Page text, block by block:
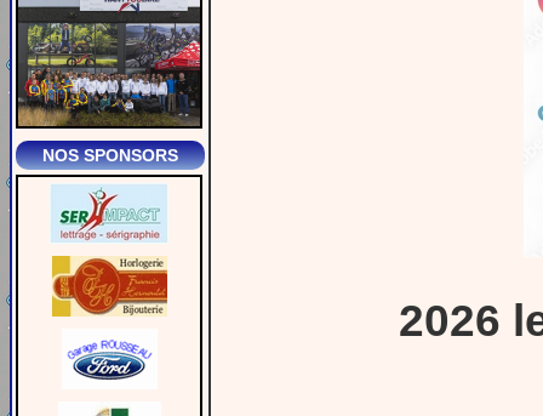
NOS SPONSORS
2026